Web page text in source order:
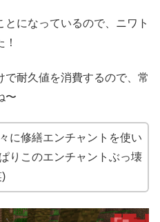
になっているので、ニワト
耐久値を消費するので、常
〜
に修繕エンチャントを使い
りこのエンチャントぶっ壊